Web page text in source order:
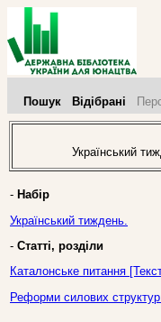
Пошук Відібрані
Український
- Набір
Український тиждень.
- Статті, розділи
Каталонське питання
Реформи силових